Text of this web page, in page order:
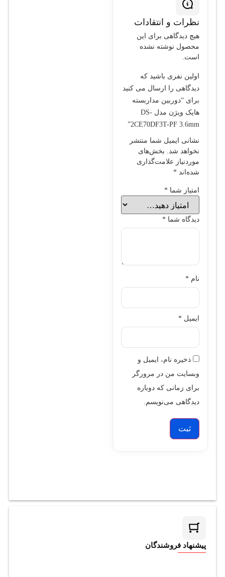
نظرات و انتقادات
هیچ دیدگاهی برای این
محصول نوشته نشده
است.
اولین نفری باشید که
دیدگاهی را ارسال می کنید
برای “دوربین مداربسته
هایک ویژن مدل DS-
2CE70DF3T-PF 3.6mm”
نشانی ایمیل شما منتشر
نخواهد شد.
بخش‌های
موردنیاز علامت‌گذاری
شده‌اند *
امتیاز شما *
دیدگاه شما *
نام *
ایمیل *
ذخیره نام، ایمیل و
وبسایت من در مرورگر
برای زمانی که دوباره
دیدگاهی می‌نویسم.
پیشنهاد فروشندگان